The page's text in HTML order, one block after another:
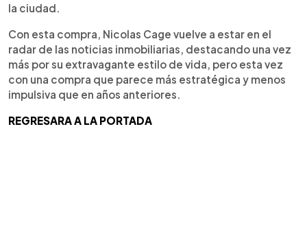
la ciudad.
Con esta compra, Nicolas Cage vuelve a estar en el
radar de las noticias inmobiliarias, destacando una vez
más por su extravagante estilo de vida, pero esta vez
con una compra que parece más estratégica y menos
impulsiva que en años anteriores.
REGRESARA A LA PORTADA